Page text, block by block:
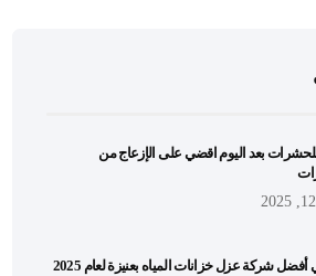
بعد اليوم اقضي على الإزعاج من
من هي أفضل شركة عزل خزانات المياه بعنيزة لعام 2025